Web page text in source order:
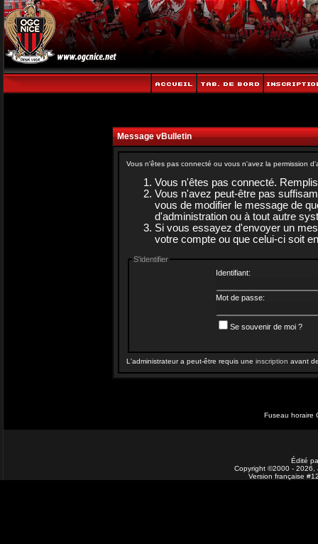
Message vBulletin
Vous n'êtes pas connecté ou vous n'avez la permission
Vous n'êtes pas connecté.
Vous n'avez peut-être pas
vous de modifier le message de
d'administration ou à tout autre
Si vous essayez d'envoyer un
votre compte ou que celui-ci soit
S'identifier
Identifiant:
Mot de passe:
Se souvenir de moi ?
L'administrateur a peut-être requis une inscription avant
Fuseau horaire
Édité
Copyright ©2000 - 2026,
Version française